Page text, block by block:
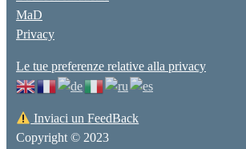
MaD
Privacy
Le tue preferenze relative alla privacy
Inviaci un FeedBack
Copyright © 2023